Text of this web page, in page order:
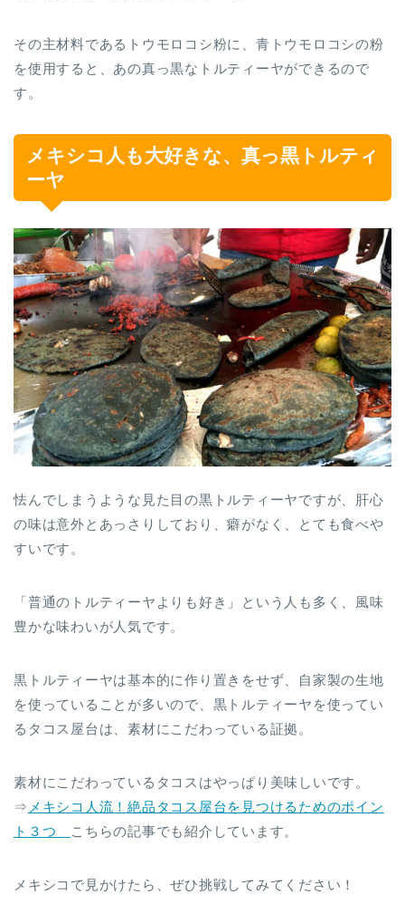
その主材料であるトウモロコシ粉に、青トウモロコシの粉
を使用すると、あの真っ黒なトルティーヤができるので
す。
メキシコ人も大好きな、真っ黒トルティ
ーヤ
怯んでしまうような見た目の黒トルティーヤですが、肝心
の味は意外とあっさりしており、癖がなく、とても食べや
すいです。
「普通のトルティーヤよりも好き」という人も多く、風味
豊かな味わいが人気です。
黒トルティーヤは基本的に作り置きをせず、自家製の生地
を使っていることが多いので、黒トルティーヤを使ってい
るタコス屋台は、素材にこだわっている証拠。
素材にこだわっているタコスはやっぱり美味しいです。
⇒ メキシコ人流！絶品タコス屋台を見つけるためのポイン
ト３つ
こちらの記事でも紹介しています。
メキシコで見かけたら、ぜひ挑戦してみてください！